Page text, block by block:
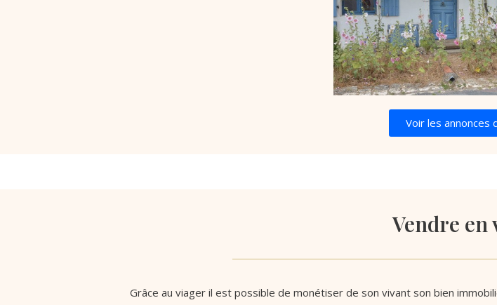
Voir les annonces
Vendre en
Grâce au viager il est possible de monétiser de son vivant son bien